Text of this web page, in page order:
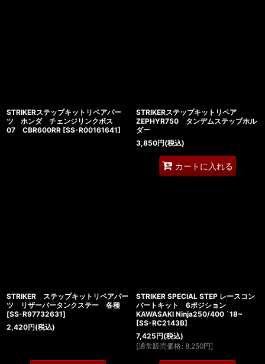
STRIKERステップキットリペアパー
ツ ホンダ チェンジリンクボス
07 CBR600RR [SS-R00161641]
STRIKERステップキットリペア
ZEPHYR750 タンデムステップホル
ダー
3,850円(税込)
カートに入れる
STRIKER ステップキットリペアパー
ツ リザーバータンクステー 各種
[SS-R97732631]
2,420円(税込)
STRIKER SPECIAL STEP レースコン
バートキット 6ポジション
KAWASAKI Ninja250/400 `18~
[SS-RC2143B]
7,425円(税込)
[通常販売価格 : 8,250円]